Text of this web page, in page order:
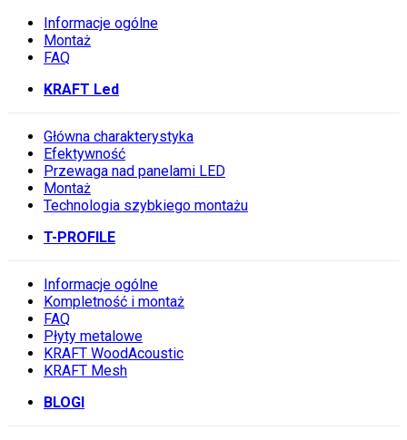
Informacje ogólne
Montaż
FAQ
KRAFT Led
Główna charakterystyka
Efektywność
Przewaga nad panelami LED
Montaż
Technologia szybkiego montażu
T-PROFILE
Informacje ogólne
Kompletność i montaż
FAQ
Płyty metalowe
KRAFT WoodAcoustic
KRAFT Mesh
BLOGI